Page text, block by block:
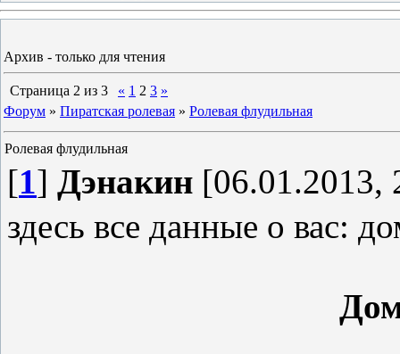
Архив - только для чтения
Страница 2 из 3 « 1 2 3 »
Форум » Пиратская ролевая » Ролевая флудильная
Ролевая флудильная
[1] Дэнакин [06.01.2013,
здесь все данные о вас: